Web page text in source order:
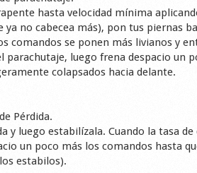
hasta velocidad mínima
ya no cabecea más), pon tus piernas
comandos se ponen más livianos y
parachutaje, luego frena despacio un
colapsados hacia delante.
Pérdida.
y luego estabilízala. Cuando la tasa
un poco más los comandos hasta
estabilos).